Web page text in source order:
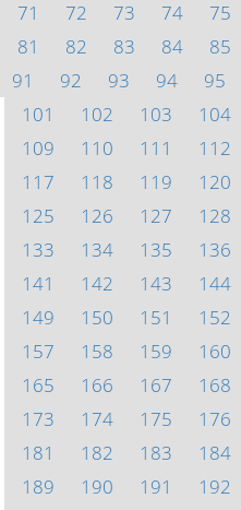
71
72 73 74 75
81
82 83 84 85
91
92 93 94 95
101
102 103 104
109
110 111 112
117
118 119 120
125
126 127 128
133
134 135 136
141
142 143 144
149
150 151 152
157
158 159 160
165
166 167 168
173
174 175 176
181
182 183 184
189
190 191 192